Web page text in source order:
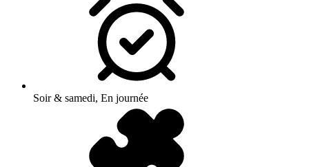
Soir & samedi, En journée